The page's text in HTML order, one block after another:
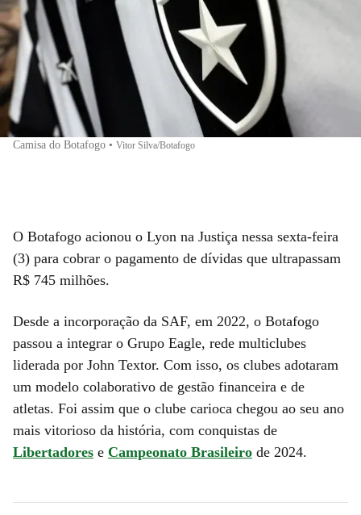
Camisa do Botafogo • Vitor Silva/Botafogo
O Botafogo acionou o Lyon na Justiça nessa sexta-feira
(3) para cobrar o pagamento de dívidas que ultrapassam
R$ 745 milhões.
Desde a incorporação da SAF, em 2022, o Botafogo
passou a integrar o Grupo Eagle, rede multiclubes
liderada por John Textor. Com isso, os clubes adotaram
um modelo colaborativo de gestão financeira e de
atletas. Foi assim que o clube carioca chegou ao seu ano
mais vitorioso da história, com conquistas de
Libertadores e Campeonato Brasileiro de 2024.